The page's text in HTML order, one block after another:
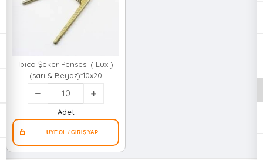
İbico Şeker Pensesi ( Lüx )
(sarı & Beyaz)*10x20
Adet